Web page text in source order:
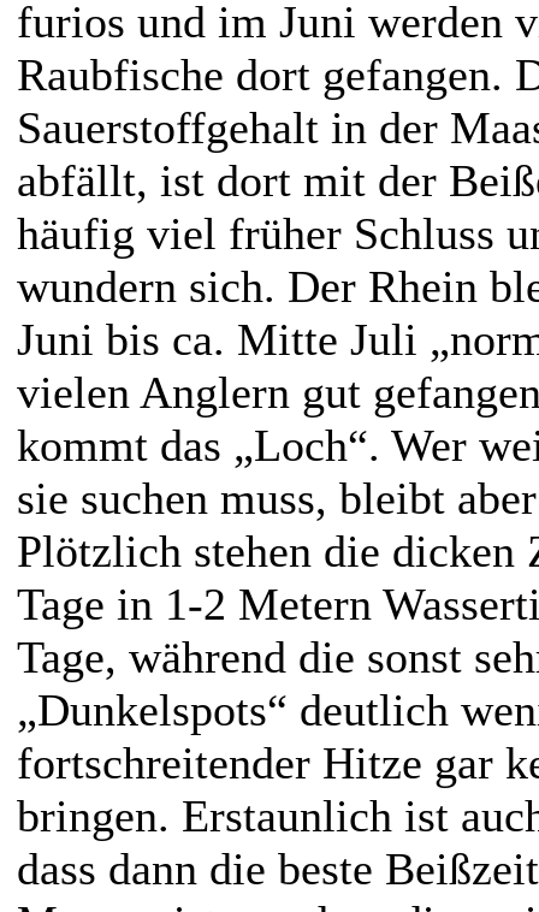
furios und im Juni werden
Raubfische dort gefangen.
Sauerstoffgehalt in der
abfällt, ist dort mit der
häufig viel früher Schluss
wundern sich. Der Rhein
Juni bis ca. Mitte Juli
vielen Anglern gut
kommt das „Loch“. Wer
sie suchen muss, bleibt
Plötzlich stehen die dicken
Tage in 1-2 Metern
Tage, während die sonst
„Dunkelspots“ deutlich
fortschreitender Hitze gar
bringen. Erstaunlich ist
dass dann die beste